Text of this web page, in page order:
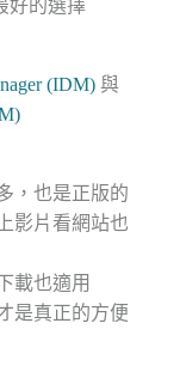
好的選擇
(IDM) 與
，也是正版的
影片看網站也
載也適用
是真正的方便